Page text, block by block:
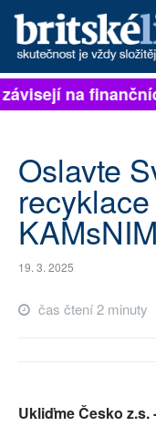
PŘIHLÁSIT
ARCHIV
ROZHOVORY
TÉMATA
NEJČTENĚJŠÍ ZA 7 DNÍ
na
Oslavte
19. 3. 2025
čas čtení 2 minuty
Ukliďme Česko z.s.